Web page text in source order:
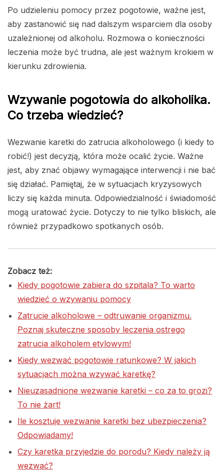
Po udzieleniu pomocy przez pogotowie, ważne jest,
aby zastanowić się nad dalszym wsparciem dla osoby
uzależnionej od alkoholu. Rozmowa o konieczności
leczenia może być trudna, ale jest ważnym krokiem w
kierunku zdrowienia.
Wzywanie pogotowia do alkoholika.
Co trzeba wiedzieć?
Wezwanie karetki do zatrucia alkoholowego (i kiedy to
robić!) jest decyzją, która może ocalić życie. Ważne
jest, aby znać objawy wymagające interwencji i nie bać
się działać. Pamiętaj, że w sytuacjach kryzysowych
liczy się każda minuta. Odpowiedzialność i świadomość
mogą uratować życie. Dotyczy to nie tylko bliskich, ale
również przypadkowo spotkanych osób.
Zobacz też:
Kiedy pogotowie zabiera do szpitala? To warto
wiedzieć o wzywaniu pomocy
Zatrucie alkoholowe – odtruwanie organizmu.
Poznaj skuteczne sposoby leczenia ostrego
zatrucia alkoholem etylowym!
Kiedy wezwać pogotowie ratunkowe? W jakich
sytuacjach można wzywać karetkę?
Nieuzasadnione wezwanie karetki – co za to grozi?
To nie żart!
Ile kosztuje wezwanie karetki bez ubezpieczenia?
Odpowiadamy!
Czy karetka przyjedzie do porodu? Kiedy należy ją
wezwać?